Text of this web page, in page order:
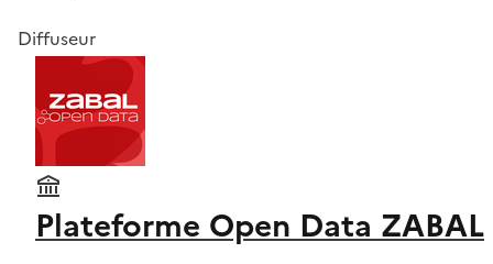
Diffuseur
Plateforme Open Data ZABAL